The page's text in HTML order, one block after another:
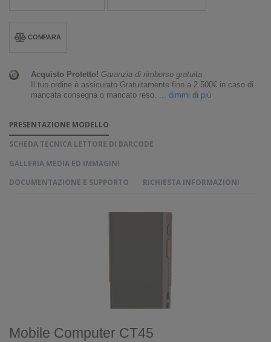
COMPARA
Acquisto Protetto! Garanzia di rimborso gratuita
Il tuo ordine è assicurato Gratuitamente fino a 2.500€ in caso di
mancata consegna o mancato reso. ... dimmi di più
PRESENTAZIONE MODELLO
SCHEDA TECNICA LETTORE DI BARCODE
GALLERIA MEDIA ED IMMAGINI
DOCUMENTAZIONE E SUPPORTO
RICHIESTA INFORMAZIONI
Mobile Computer CT45